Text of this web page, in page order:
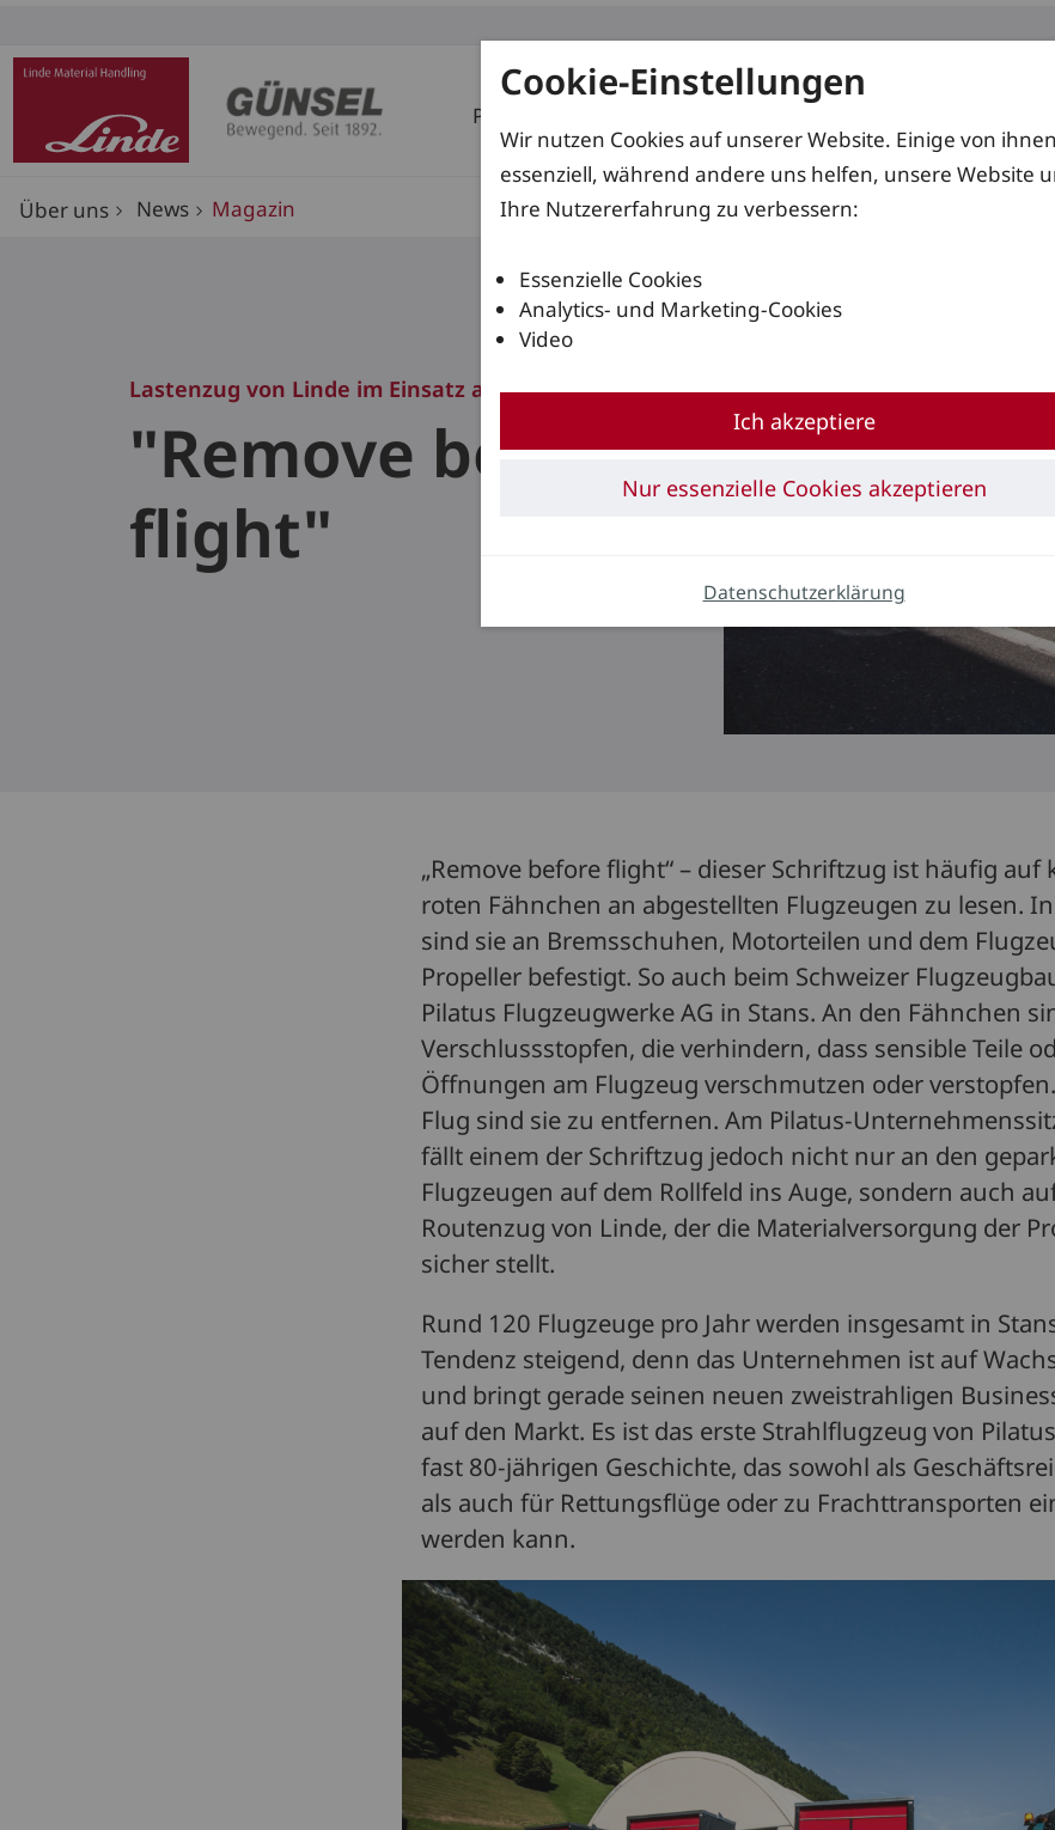
Produkte
Über uns News Magazin
Lastenzug von Linde im Einsatz auf dem Flugplatz
"Remove before
flight"
„Remove before flight“ – dieser Schriftzug ist häufig auf
roten Fähnchen an abgestellten Flugzeugen zu lesen.
sind sie an Bremsschuhen, Motorteilen und dem
Propeller befestigt. So auch beim Schweizer
Pilatus Flugzeugwerke AG in Stans. An den Fähnchen
Verschlussstopfen, die verhindern, dass sensible Teile
Öffnungen am Flugzeug verschmutzen oder
Flug sind sie zu entfernen. Am Pilatus-
fällt einem der Schriftzug jedoch nicht nur an den
Flugzeugen auf dem Rollfeld ins Auge, sondern auch
Routenzug von Linde, der die Materialversorgung der
sicher stellt.
Rund 120 Flugzeuge pro Jahr werden insgesamt in
Tendenz steigend, denn das Unternehmen ist auf
und bringt gerade seinen neuen zweistrahligen
auf den Markt. Es ist das erste Strahlflugzeug von
fast 80-jährigen Geschichte, das sowohl als
als auch für Rettungsflüge oder zu Frachttransporten
werden kann.
Cookie-Einstellungen
Wir nutzen Cookies auf unserer Website. Einige von
essenziell, während andere uns helfen, unsere Website
Ihre Nutzererfahrung zu verbessern:
Essenzielle Cookies
Analytics- und Marketing-Cookies
Video
Ich akzeptiere
Nur essenzielle Cookies akzeptieren
Datenschutzerklärung